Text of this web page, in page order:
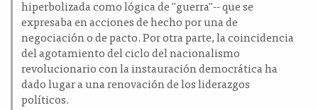
hiperbolizada como lógica de "guerra"-- que se
expresaba en acciones de hecho por una de
negociación o de pacto. Por otra parte, la coincidencia
del agotamiento del ciclo del nacionalismo
revolucionario con la instauración democrática ha
dado lugar a una renovación de los liderazgos
políticos.